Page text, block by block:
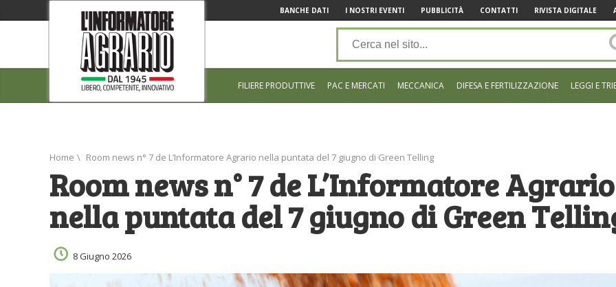
BANCHE DATI I NOSTRI EVENTI PUBBLICITÀ CONTATTI RIVISTA DIGITALE
FILIERE PRODUTTIVE PAC E MERCATI MECCANICA DIFESA E FERTILIZZAZIONE LEGGI E
Home \ Room news n° 7 de L’Informatore Agrario nella puntata del 7 giugno di Green Telling
Room news n° 7 de L’Informatore Agrario
nella puntata del 7 giugno di Green
8 Giugno 2026